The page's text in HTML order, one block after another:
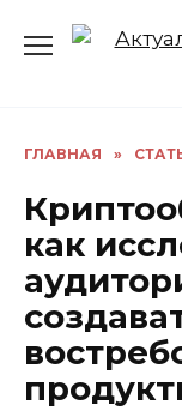
ГЛАВНАЯ »
как